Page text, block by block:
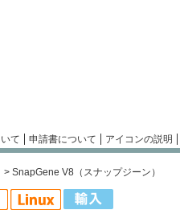
て 申請書について アイコンの説明
> SnapGene V8（スナップジーン）